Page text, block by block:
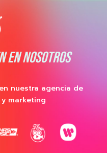
EN NOSOTROS
nuestra agencia de
marketing